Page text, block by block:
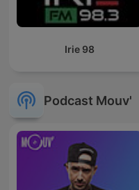
Irie 98
Podcast Mouv'